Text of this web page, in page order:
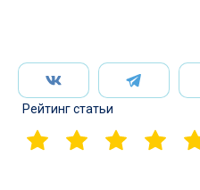
Рейтинг статьи